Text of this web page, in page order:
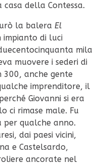
della Contessa.
la balera El
impianto di luci
mila
muovere i sederi di
anche gente
imprenditore, il
Giovanni si era
ci rimase male. Fu
per qualche anno.
dai paesi vicini,
e Castelsardo,
ancorate nel